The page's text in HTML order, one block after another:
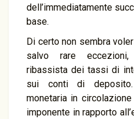
dell’immediatamente
base.
Di certo non sembra
salvo rare eccezioni,
ribassista dei tassi di
sui conti di deposito.
monetaria in
imponente in rapporto